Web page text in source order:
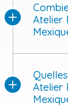
Atelier
Atelier